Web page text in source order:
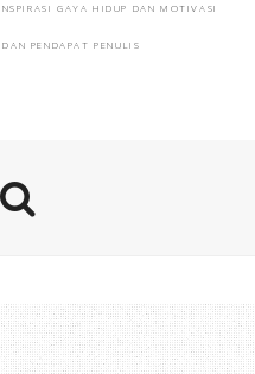
GAYA HIDUP DAN MOTIVASI
PENDAPAT PENULIS